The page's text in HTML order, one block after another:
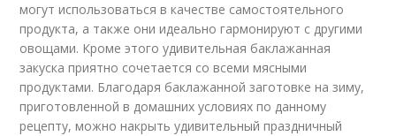
могут использоваться в качестве самостоятельного
продукта, а также они идеально гармонируют с другими
овощами. Кроме этого удивительная баклажанная
закуска приятно сочетается со всеми мясными
продуктами. Благодаря баклажанной заготовке на зиму,
приготовленной в домашних условиях по данному
рецепту, можно накрыть удивительный праздничный